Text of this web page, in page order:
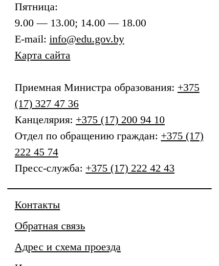
Пятница:
9.00 — 13.00; 14.00 — 18.00
E-mail: info@edu.gov.by
Карта сайта
Приемная Министра образования: +375
(17) 327 47 36
Канцелярия: +375 (17) 200 94 10
Отдел по обращению граждан: +375 (17)
222 45 74
Пресс-служба: +375 (17) 222 42 43
Контакты
Обратная связь
Адрес и схема проезда